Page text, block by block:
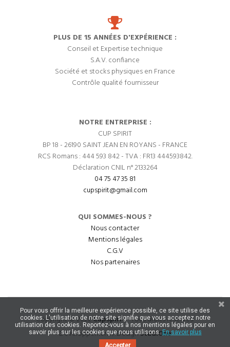
PLUS DE 15 ANNÉES D'EXPÉRIENCE :
Conseil et Expertise technique
S.A.V. confiance
Société et stocks physiques en France
Contrôle qualité fournisseur
NOTRE ENTREPRISE :
CUP SPIRIT
BP 18 - 26190 SAINT JEAN EN ROYANS - FRANCE
RCS Romans : 444 593 842 - TVA : FR13 444593842.
Déclaration CNIL n° 2133264
04 75 47 35 81
cupspirit@gmail.com
QUI SOMMES-NOUS ?
Nous contacter
Mentions légales
C.G.V
Nos partenaires
Copyright © 2022CupSpirit- Tous droits réservés.
Développement / DesignStudiOne
Pour vous offrir la meilleure expérience possible, ce site utilise des
cookies. L'utilisation de notre site signifie que vous acceptez notre
utilisation des cookies. Reportez-vous à nos mentions légales pour en
savoir plus sur les cookies que nous utilisons.En savoir plus
Accepter